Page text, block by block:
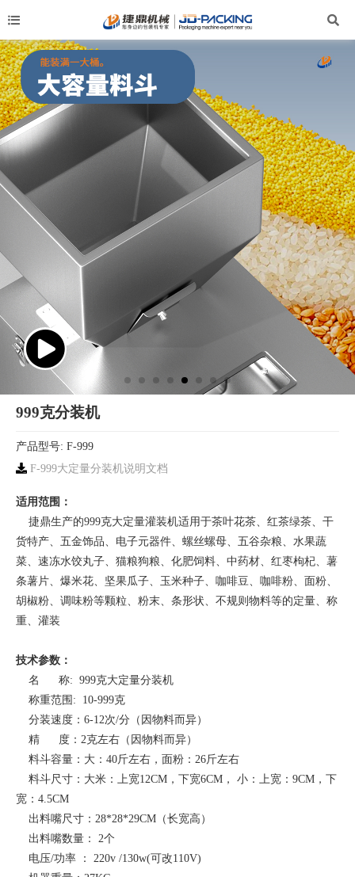
999克分装机
产品型号: F-999
F-999大定量分装机说明文档
适用范围：
捷鼎生产的999克大定量灌装机适用于茶叶花茶、红茶绿茶、干
货特产、五金饰品、电子元器件、螺丝螺母、五谷杂粮、水果蔬
菜、速冻水饺丸子、猫粮狗粮、化肥饲料、中药材、红枣枸杞、薯
条薯片、爆米花、坚果瓜子、玉米种子、咖啡豆、咖啡粉、面粉、
胡椒粉、调味粉等颗粒、粉末、条形状、不规则物料等的定量、称
重、灌装
技术参数：
名 称: 999克大定量分装机
称重范围: 10-999克
分装速度：6-12次/分（因物料而异）
精 度：2克左右（因物料而异）
料斗容量：大：40斤左右，面粉：26斤左右
料斗尺寸：大米：上宽12CM，下宽6CM， 小：上宽：9CM，下
宽：4.5CM
出料嘴尺寸：28*28*29CM（长宽高）
出料嘴数量： 2个
电压/功率 ： 220v /130w(可改110V)